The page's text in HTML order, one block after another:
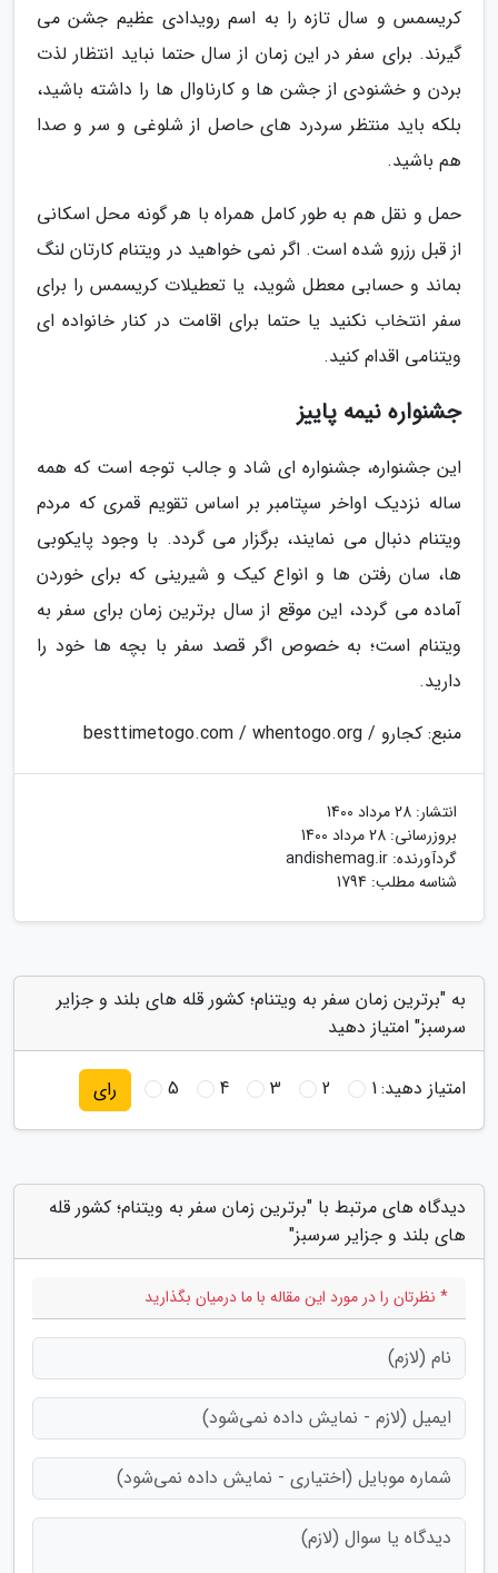
کریسمس و سال تازه را به اسم رویدادی عظیم جشن می
گیرند. برای سفر در این زمان از سال حتما نباید انتظار لذت
بردن و خشنودی از جشن ها و کارناوال ها را داشته باشید،
بلکه باید منتظر سردرد های حاصل از شلوغی و سر و صدا
هم باشید.
حمل و نقل هم به طور کامل همراه با هر گونه محل اسکانی
از قبل رزرو شده است. اگر نمی خواهید در ویتنام کارتان لنگ
بماند و حسابی معطل شوید، یا تعطیلات کریسمس را برای
سفر انتخاب نکنید یا حتما برای اقامت در کنار خانواده ای
ویتنامی اقدام کنید.
جشنواره نیمه پاییز
این جشنواره، جشنواره ای شاد و جالب توجه است که همه
ساله نزدیک اواخر سپتامبر بر اساس تقویم قمری که مردم
ویتنام دنبال می نمایند، برگزار می گردد. با وجود پایکوبی
ها، سان رفتن ها و انواع کیک و شیرینی که برای خوردن
آماده می گردد، این موقع از سال برترین زمان برای سفر به
ویتنام است؛ به خصوص اگر قصد سفر با بچه ها خود را
دارید.
منبع: کجارو / besttimetogo.com / whentogo.org
انتشار: 28 مرداد 1400
بروزرسانی: 28 مرداد 1400
گردآورنده: andishemag.ir
شناسه مطلب: 1794
به "برترین زمان سفر به ویتنام؛ کشور قله های بلند و جزایر
سرسبز" امتیاز دهید
امتیاز دهید:1
2
3
4
5 رای
دیدگاه های مرتبط با "برترین زمان سفر به ویتنام؛ کشور قله
های بلند و جزایر سرسبز"
* نظرتان را در مورد این مقاله با ما درمیان بگذارید